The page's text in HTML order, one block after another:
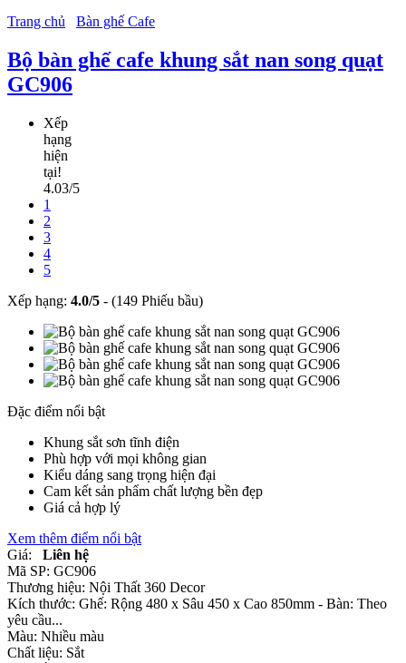
Trang chủ
Bàn ghế Cafe
Bộ bàn ghế cafe khung sắt nan song quạt
GC906
Xếp
hạng
hiện
tại!
4.03/5
1
2
3
4
5
Xếp hạng: 4.0/5 - (149 Phiếu bầu)
Đặc điểm nổi bật
Khung sắt sơn tĩnh điện
Phù hợp với mọi không gian
Kiểu dáng sang trọng hiện đại
Cam kết sản phẩm chất lượng bền đẹp
Giá cả hợp lý
Xem thêm điểm nổi bật
Giá:
Liên hệ
Mã SP: GC906
Thương hiệu: Nội Thất 360 Decor
Kích thước: Ghế: Rộng 480 x Sâu 450 x Cao 850mm - Bàn: Theo
yêu cầu...
Màu: Nhiều màu
Chất liệu: Sắt